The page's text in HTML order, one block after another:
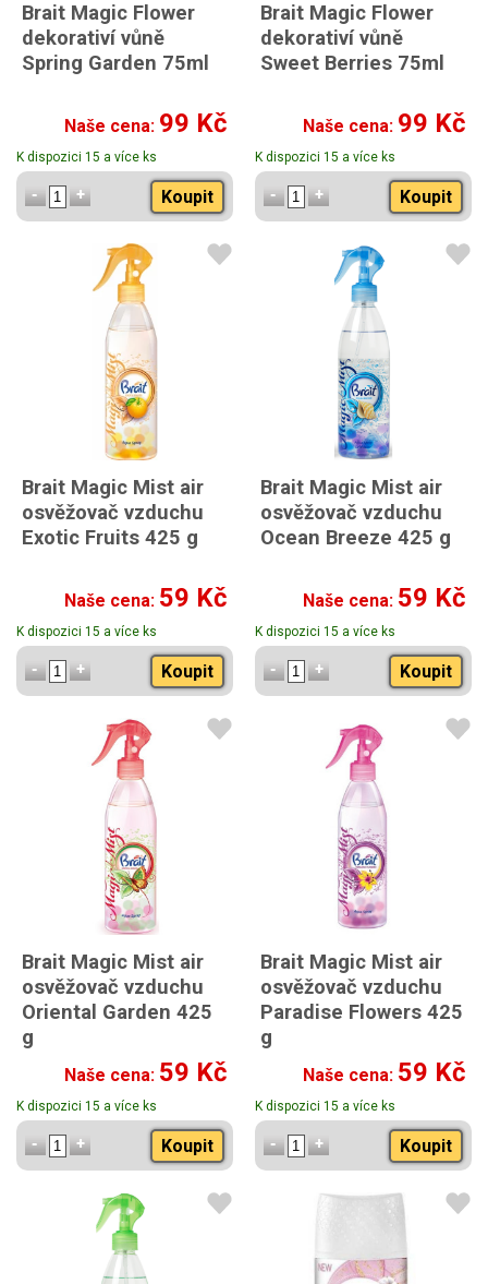
Brait Magic Flower
dekorativí vůně
Spring Garden 75ml
Naše cena: 99 Kč
K dispozici 15 a více ks
Koupit
Brait Magic Flower
dekorativí vůně
Sweet Berries 75ml
Naše cena: 99 Kč
K dispozici 15 a více ks
Koupit
Brait Magic Mist air
osvěžovač vzduchu
Exotic Fruits 425 g
Naše cena: 59 Kč
K dispozici 15 a více ks
Koupit
Brait Magic Mist air
osvěžovač vzduchu
Ocean Breeze 425 g
Naše cena: 59 Kč
K dispozici 15 a více ks
Koupit
Brait Magic Mist air
osvěžovač vzduchu
Oriental Garden 425
g
Naše cena: 59 Kč
K dispozici 15 a více ks
Koupit
Brait Magic Mist air
osvěžovač vzduchu
Paradise Flowers 425
g
Naše cena: 59 Kč
K dispozici 15 a více ks
Koupit